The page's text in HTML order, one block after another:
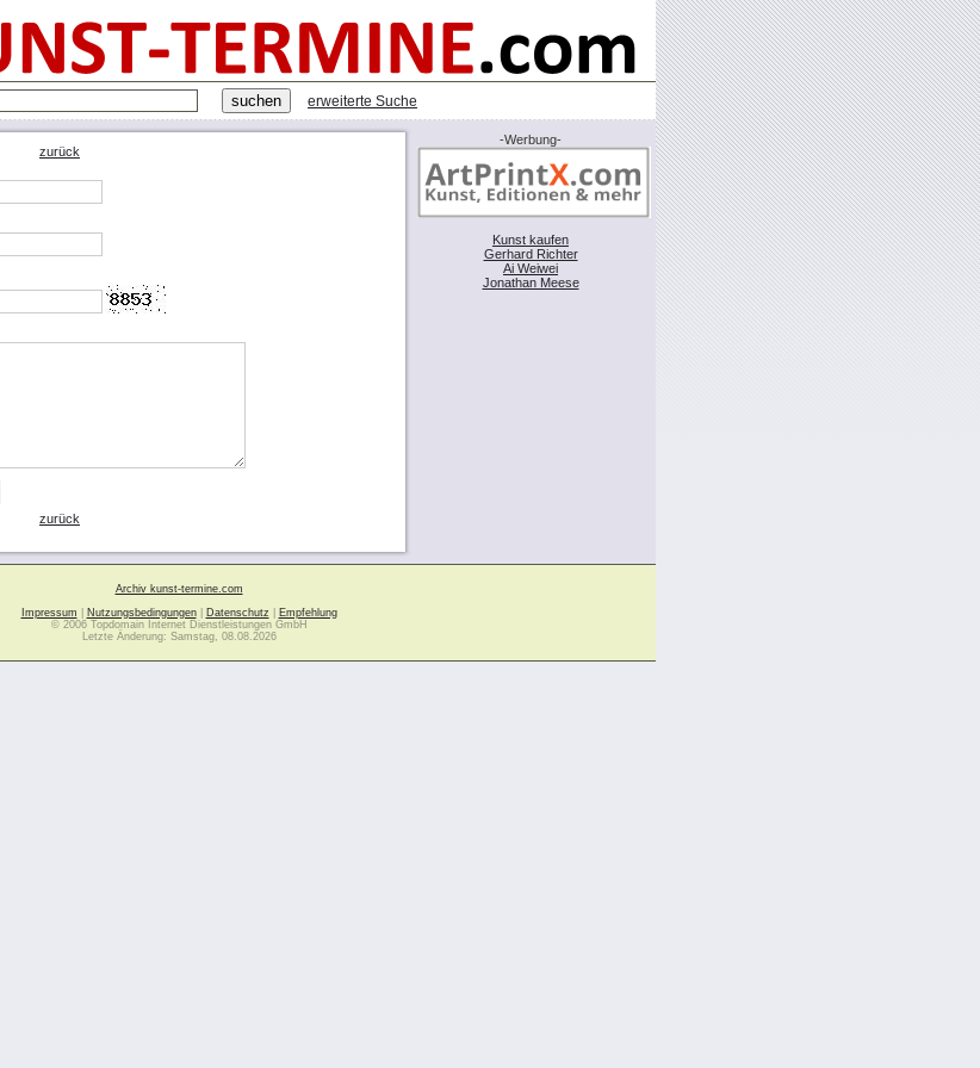
erweiterte Suche
zurück
zurück
-Werbung-
Kunst kaufen
Gerhard Richter
Ai Weiwei
Jonathan Meese
Archiv kunst-termine.com
Impressum
Nutzungsbedingungen| Datenschutz
Empfehlung
© 2006 Topdomain Internet Dienstleistungen GmbH
Letzte Änderung: Samstag, 08.08.2026